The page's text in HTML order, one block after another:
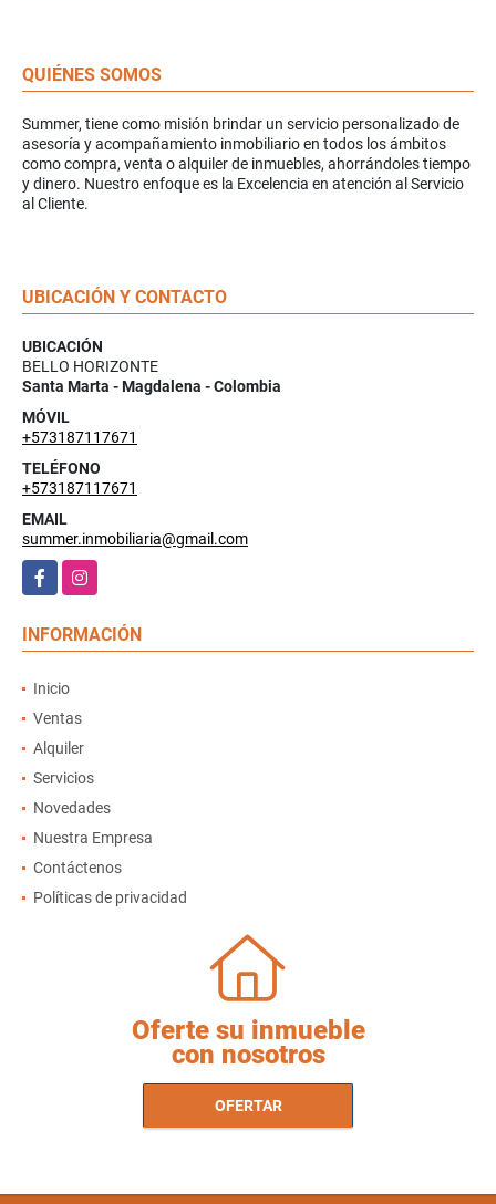
QUIÉNES SOMOS
Summer, tiene como misión brindar un servicio personalizado de
asesoría y acompañamiento inmobiliario en todos los ámbitos
como compra, venta o alquiler de inmuebles, ahorrándoles tiempo
y dinero. Nuestro enfoque es la Excelencia en atención al Servicio
al Cliente.
UBICACIÓN Y CONTACTO
UBICACIÓN
BELLO HORIZONTE
Santa Marta - Magdalena - Colombia
MÓVIL
+573187117671
TELÉFONO
+573187117671
EMAIL
summer.inmobiliaria@gmail.com
FacebookInstagram
INFORMACIÓN
Inicio
Ventas
Alquiler
Servicios
Novedades
Nuestra Empresa
Contáctenos
Políticas de privacidad
Oferte su inmueble
con nosotros
OFERTAR